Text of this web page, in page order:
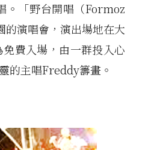
。「野台開唱（Formoz
的演唱會，演出場地在大
費入場，由一群投入心
的主唱Freddy籌畫。